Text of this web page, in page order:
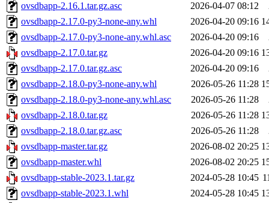
ovsdbapp-2.16.1.tar.gz.asc
2026-04-07 08:12
ovsdbapp-2.17.0-py3-none-any.whl
2026-04-20 09:16
ovsdbapp-2.17.0-py3-none-any.whl.asc
2026-04-20 09:16
ovsdbapp-2.17.0.tar.gz
2026-04-20 09:16
ovsdbapp-2.17.0.tar.gz.asc
2026-04-20 09:16
ovsdbapp-2.18.0-py3-none-any.whl
2026-05-26 11:28
ovsdbapp-2.18.0-py3-none-any.whl.asc
2026-05-26 11:28
ovsdbapp-2.18.0.tar.gz
2026-05-26 11:28
ovsdbapp-2.18.0.tar.gz.asc
2026-05-26 11:28
ovsdbapp-master.tar.gz
2026-08-02 20:25
ovsdbapp-master.whl
2026-08-02 20:25
ovsdbapp-stable-2023.1.tar.gz
2024-05-28 10:45
ovsdbapp-stable-2023.1.whl
2024-05-28 10:45